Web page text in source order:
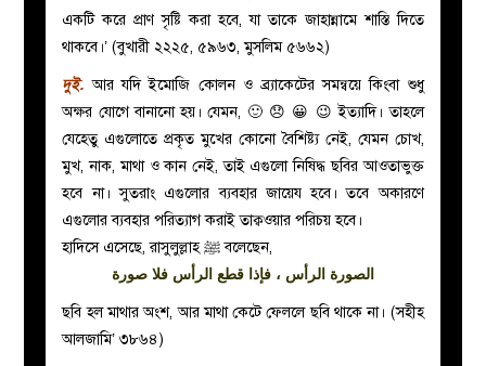
একটি করে প্রাণ সৃষ্টি করা হবে, যা তাকে জাহান্নামে শাস্তি দিতে
থাকবে।’ (বুখারী ২২২৫, ৫৯৬৩, মুসলিম ৫৬৬২)
দুই. আর যদি ইমোজি কোলন ও ব্র্যাকেটের সমন্বয়ে কিংবা শুধু
অক্ষর যোগে বানানো হয়। যেমন, 🙂 😞 😀 😉 ইত্যাদি। তাহলে
যেহেতু এগুলোতে প্রকৃত মুখের কোনো বৈশিষ্ট্য নেই, যেমন চোখ,
মুখ, নাক, মাথা ও কান নেই, তাই এগুলো নিষিদ্ধ ছবির আওতাভুক্ত
হবে না। সুতরাং এগুলোর ব্যবহার জায়েয হবে। তবে অকারণে
এগুলোর ব্যবহার পরিত্যাগ করাই তাক্বওয়ার পরিচয় হবে।
হাদিসে এসেছে, রাসুলুল্লাহ
ﷺবলেছেন,
الصورة الرأس ، فإذا قطع الرأس فلا صورة
ছবিহল মাথার অংশ, আর মাথা কেটে ফেললে ছবি থাকে না। (সহীহ
আলজামি’ ৩৮৬৪)